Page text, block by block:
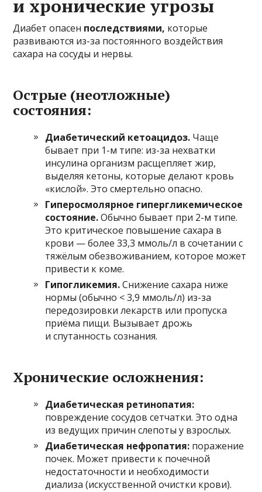
и хронические угрозы
Диабет опасен последствиями, которые
развиваются из-за постоянного воздействия
сахара на сосуды и нервы.
Острые (неотложные)
состояния:
Диабетический кетоацидоз. Чаще
бывает при 1-м типе: из-за нехватки
инсулина организм расщепляет жир,
выделяя кетоны, которые делают кровь
«кислой». Это смертельно опасно.
Гиперосмолярное гипергликемическое
состояние.Обычно бывает при 2-м типе.
Это критическое повышение сахара в
крови — более 33,3 ммоль/л в сочетании с
тяжёлым обезвоживанием, которое может
привести к коме.
Гипогликемия.Снижение сахара ниже
нормы (обычно < 3,9 ммоль/л) из-за
передозировки лекарств или пропуска
приёма пищи. Вызывает дрожь
и спутанность сознания.
Хронические осложнения:
Диабетическая ретинопатия:
повреждение сосудов сетчатки. Это одна
из ведущих причин слепоты у взрослых.
Диабетическая нефропатия: поражение
почек. Может привести к почечной
недостаточности и необходимости
диализа (искусственной очистки крови).